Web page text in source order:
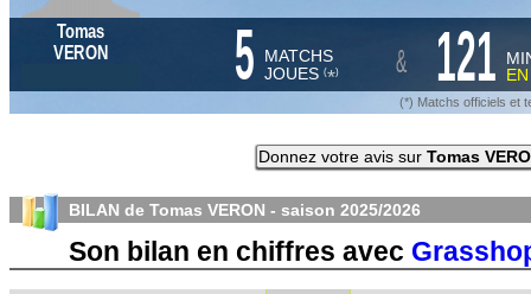
Tomas
VERON
5 MATCHS
JOUES (*) & 121
(*) Matchs officiels et
Donnez votre avis sur Tomas
BILAN de Tomas VERON - saison 2025/2026
Son bilan en chiffres avec